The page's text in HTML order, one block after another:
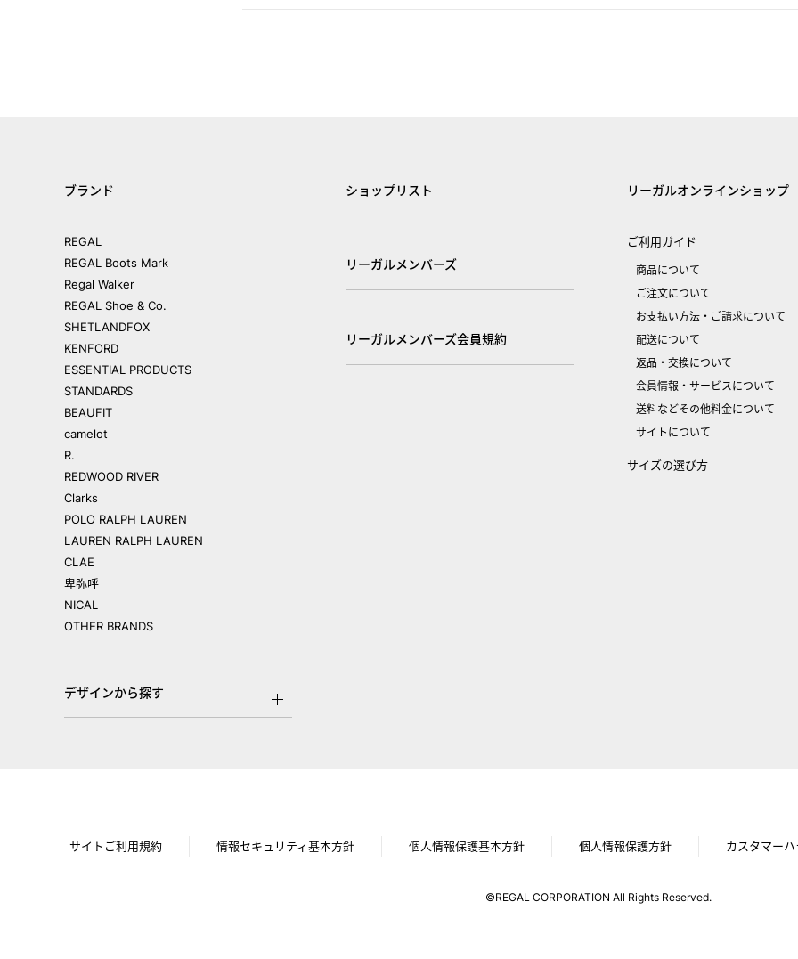
ブランド
REGAL
REGAL Boots Mark
Regal Walker
REGAL Shoe & Co.
SHETLANDFOX
KENFORD
ESSENTIAL PRODUCTS
STANDARDS
BEAUFIT
camelot
R.
REDWOOD RIVER
Clarks
POLO RALPH LAUREN
LAUREN RALPH LAUREN
CLAE
卑弥呼
NICAL
OTHER BRANDS
デザインから探す
ショップリスト
リーガルメンバーズ
リーガルメンバーズ会員規約
リーガルオンラインショップ
ご利用ガイド
商品について
ご注文について
お支払い方法・ご請求について
配送について
返品・交換について
会員情報・サービスについて
送料などその他料金について
サイトについて
サイズの選び方
サイトご利用規約 情報セキュリティ基本方針 個人情報保護基本方針 個人情報保護方針 カスタマー
©REGAL CORPORATION All Rights Reserved.